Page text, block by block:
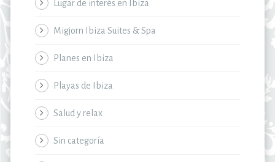
Lugar de interés en Ibiza
Migjorn Ibiza Suites & Spa
Planes en Ibiza
Playas de Ibiza
Salud y relax
Sin categoría